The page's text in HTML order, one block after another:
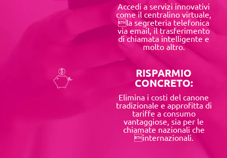
Accedi a servizi innovativi
come il centralino virtuale,
la segreteria telefonica
via email, il trasferimento
di chiamata intelligente e
molto altro.
RISPARMIO
CONCRETO:
Elimina i costi del canone
tradizionale e approfitta di
tariffe a consumo
vantaggiose, sia per le
chiamate nazionali che
internazionali.